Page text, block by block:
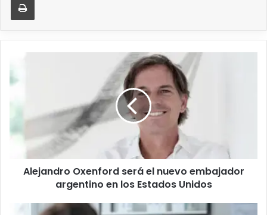
Alejandro Oxenford será el nuevo embajador
argentino en los Estados Unidos